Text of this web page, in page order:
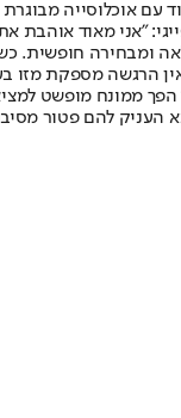
אוכלוסייה
"אני מאוד
ומבחירה חופשית.
הרגשה מספקת מזו
הפך ממונח מופשט
העניק להם פטור